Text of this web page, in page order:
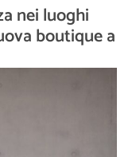
nei luoghi
boutique a